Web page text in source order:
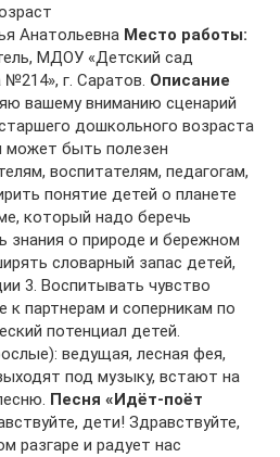
Анатольевна Место работы:
МДОУ «Детский сад
г. Саратов. Описание
вашему вниманию сценарий
дошкольного возраста
может быть полезен
воспитателям, педагогам,
понятие детей о планете
который надо беречь
знания о природе и бережном
словарный запас детей,
3. Воспитывать чувство
к партнерам и соперникам по
потенциал детей.
ведущая, лесная фея,
под музыку, встают на
Песня «Идёт-поёт
дети! Здравствуйте,
разгаре и радует нас